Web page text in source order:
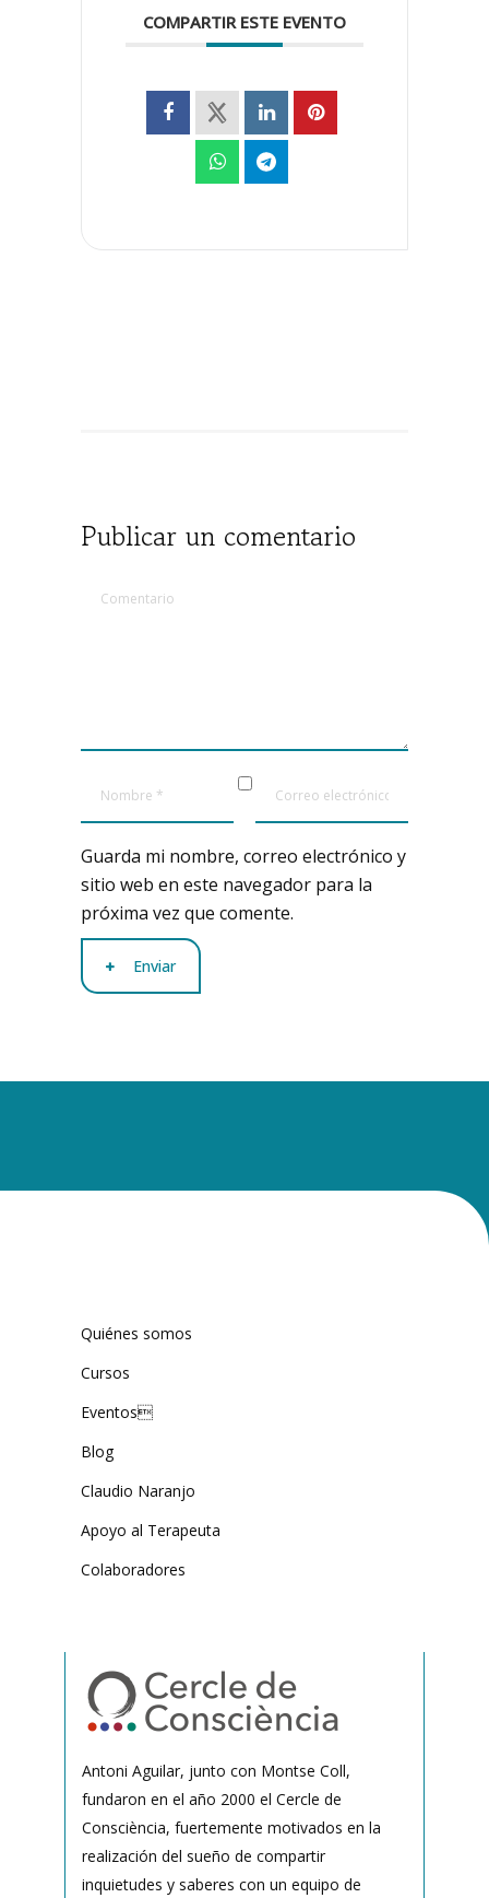
COMPARTIR ESTE EVENTO
Publicar un comentario
Guarda mi nombre, correo electrónico y
sitio web en este navegador para la
próxima vez que comente.
Enviar
Quiénes somos
Cursos
Eventos
Blog
Claudio Naranjo
Apoyo al Terapeuta
Colaboradores
Antoni Aguilar, junto con Montse Coll,
fundaron en el año 2000 el Cercle de
Consciència, fuertemente motivados en la
realización del sueño de compartir
inquietudes y saberes con un equipo de